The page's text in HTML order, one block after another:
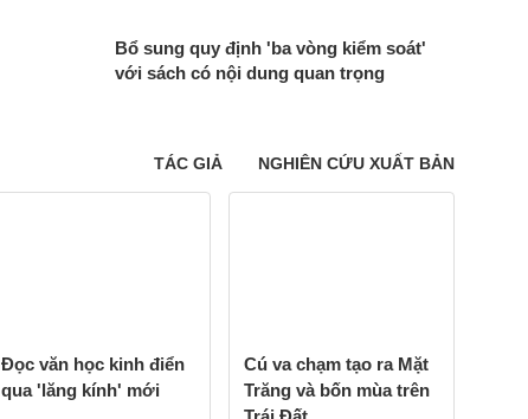
Bổ sung quy định 'ba vòng kiểm soát'
với sách có nội dung quan trọng
TÁC GIẢ NGHIÊN CỨU XUẤT BẢN
Đọc văn học kinh điển
qua 'lăng kính' mới
Cú va chạm tạo ra Mặt
Trăng và bốn mùa trên